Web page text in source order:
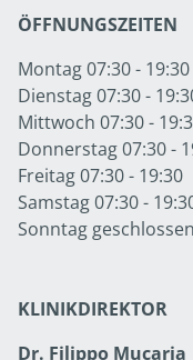
ÖFFNUNGSZEITEN
Montag 07:30 - 19:30
Dienstag 07:30 -
Mittwoch 07:30 -
Donnerstag 07:30 -
Freitag 07:30 - 19:30
Samstag 07:30 -
Sonntag geschlossen
KLINIKDIREKTOR
Dr. Filippo Mucaria